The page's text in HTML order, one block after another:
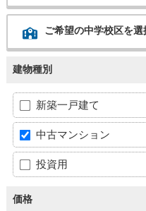
ご希望の中学校区を
建物種別
新築一戸建て
中古マンション
投資用
価格